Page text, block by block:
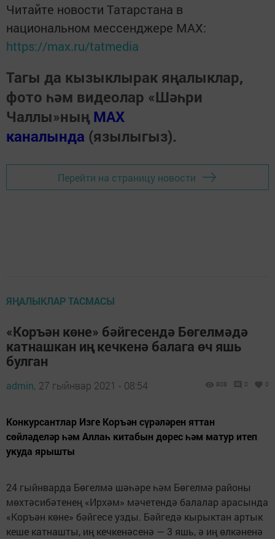
Читайте новости Татарстана в
национальном мессенджере MАХ:
https://max.ru/tatmedia
Тагы да кызыклырак яңалыклар,
фото һәм видеолар «Шәһри
Чаллы»ның MAX
каналында (язылыгыз).
Перейти на страницу новости
ЯҢАЛЫКЛАР ТАСМАСЫ
«Коръән көне» бәйгесендә Бөгелмәдә
катнашкан иң кечкенә балага өч яшь
булган
admin, 27 гыйнвар 2021 - 08:54 808 0 0
Конкурсантлар Изге Коръән сүрәләрен яттан
сөйләделәр һәм Аллаһ китабын дөрес һәм матур итеп
укуда ярышты
24 гыйнварда Бөгелмә шәһәре һәм Бөгелмә районы
мөхтәсибәтенең «Ирхәм» мәчетендә балалар арасында
«Коръән көне» бәйгесе узды. Бәйгедә кырыктан артык
кеше катнашты, иң кечкенәсенә — 3 яшь, ә иң өлкәненә